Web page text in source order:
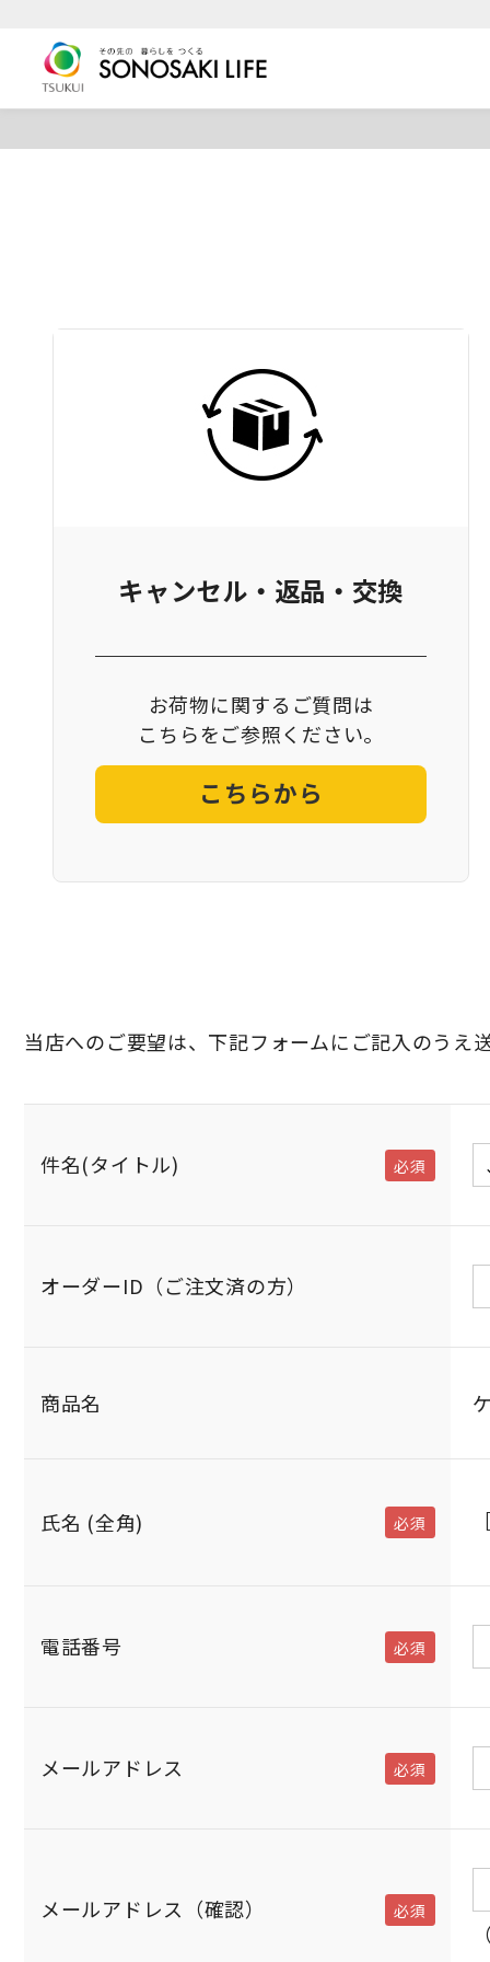
キャンセル・返品・交換
お荷物に関するご質問は
こちらをご参照ください。
こちらから
当店へのご要望は、下記フォームにご記入のうえ
件名(タイトル)
商品名
電話番号
メールアドレス
メールアドレス（確認）